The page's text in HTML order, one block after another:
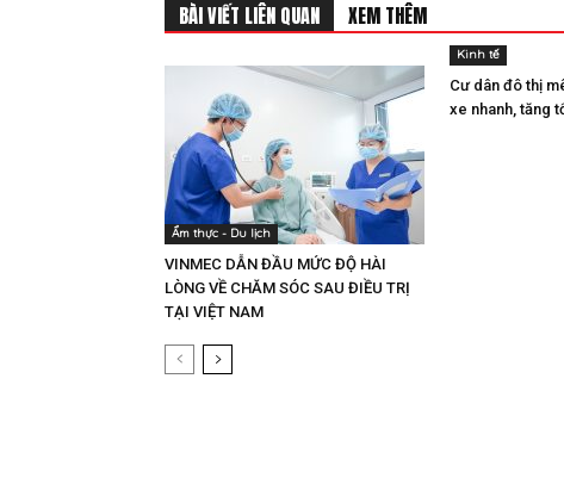
BÀI VIẾT LIÊN QUAN XEM THÊM
Ẩm thực - Du lịch
VINMEC DẪN ĐẦU MỨC ĐỘ HÀI
LÒNG VỀ CHĂM SÓC SAU ĐIỀU TRỊ
TẠI VIỆT NAM
Kinh tế
Cư dân đô thị
xe nhanh, tăng